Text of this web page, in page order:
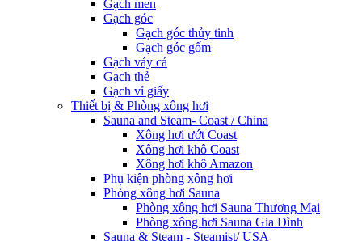
Gạch men
Gạch góc
Gạch góc thủy tinh
Gạch góc gốm
Gạch vảy cá
Gạch thẻ
Gạch vỉ giấy
Thiết bị & Phòng xông hơi
Sauna and Steam- Coast / China
Xông hơi ướt Coast
Xông hơi khô Coast
Xông hơi khô Amazon
Phụ kiện phòng xông hơi
Phòng xông hơi Sauna
Phòng xông hơi Sauna Thương Mại
Phòng xông hơi Sauna Gia Đình
Sauna & Steam - Steamist/ USA